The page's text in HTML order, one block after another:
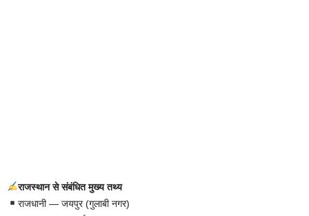
राजस्थान से संबंधित मुख्य तथ्य
राजधानी — जयपुर (गुलाबी नगर)